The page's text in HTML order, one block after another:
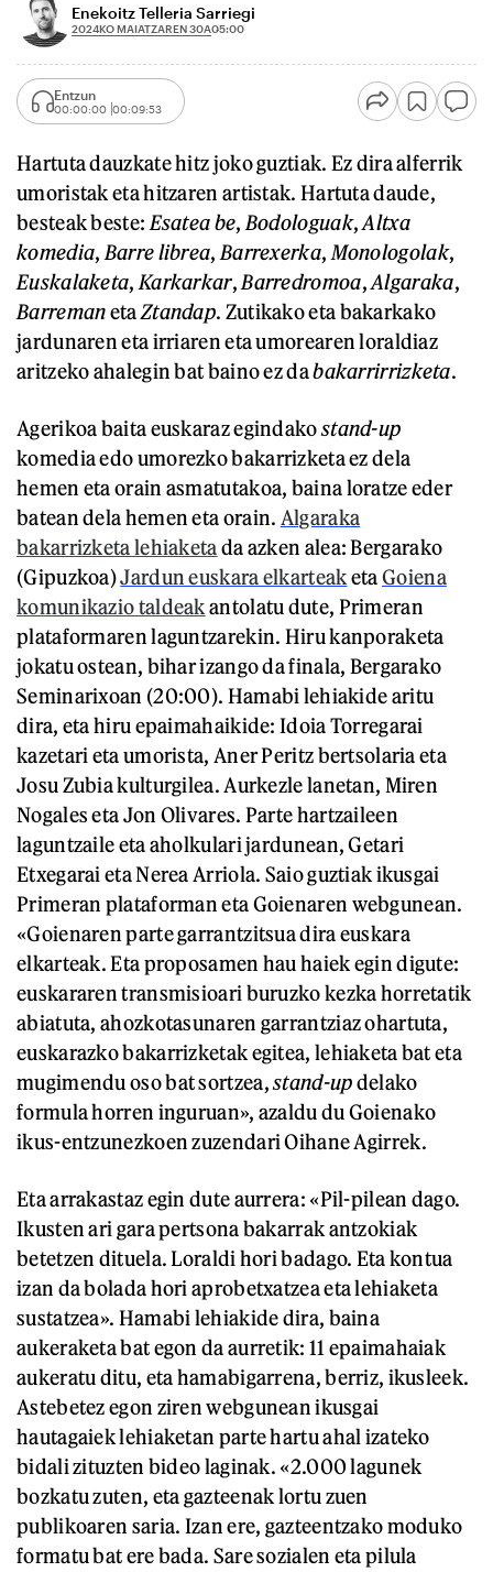
Enekoitz Telleria Sarriegi
2024KO MAIATZAREN 30A05:00
Entzun
00:00:00 00:09:53
Hartuta dauzkate hitz joko guztiak. Ez dira alferrik
umoristak eta hitzaren artistak. Hartuta daude,
besteak beste: Esatea be, Bodologuak,Altxa
komedia, Barre librea, Barrexerka, Monologolak,
Euskalaketa, Karkarkar, Barredromoa,Algaraka,
BarremanetaZtandap. Zutikako eta bakarkako
jardunaren eta irriaren eta umorearen loraldiaz
aritzeko ahalegin bat baino ez dabakarrirrizketa.
Agerikoa baita euskaraz egindakostand-up
komedia edo umorezko bakarrizketa ez dela
hemen eta orain asmatutakoa, baina loratze eder
batean dela hemen eta orain. Algaraka
bakarrizketa lehiaketada azken alea: Bergarako
(Gipuzkoa)Jardun euskara elkarteaketaGoiena
komunikazio taldeakantolatu dute, Primeran
plataformaren laguntzarekin. Hiru kanporaketa
jokatu ostean, bihar izango da finala, Bergarako
Seminarixoan (20:00). Hamabi lehiakide aritu
dira, eta hiru epaimahaikide: Idoia Torregarai
kazetari eta umorista, Aner Peritz bertsolaria eta
Josu Zubia kulturgilea. Aurkezle lanetan, Miren
Nogales eta Jon Olivares. Parte hartzaileen
laguntzaile eta aholkulari jardunean, Getari
Etxegarai eta Nerea Arriola. Saio guztiak ikusgai
Primeran plataforman eta Goienaren webgunean.
«Goienaren parte garrantzitsua dira euskara
elkarteak. Eta proposamen hau haiek egin digute:
euskararen transmisioari buruzko kezka horretatik
abiatuta, ahozkotasunaren garrantziaz ohartuta,
euskarazko bakarrizketak egitea, lehiaketa bat eta
mugimendu oso bat sortzea,stand-updelako
formula horren inguruan», azaldu du Goienako
ikus-entzunezkoen zuzendari Oihane Agirrek.
Eta arrakastaz egin dute aurrera: «Pil-pilean dago.
Ikusten ari gara pertsona bakarrak antzokiak
betetzen dituela. Loraldi hori badago. Eta kontua
izan da bolada hori aprobetxatzea eta lehiaketa
sustatzea». Hamabi lehiakide dira, baina
aukeraketa bat egon da aurretik: 11 epaimahaiak
aukeratu ditu, eta hamabigarrena, berriz, ikusleek.
Astebetez egon ziren webgunean ikusgai
hautagaiek lehiaketan parte hartu ahal izateko
bidali zituzten bideo laginak. «2.000 lagunek
bozkatu zuten, eta gazteenak lortu zuen
publikoaren saria. Izan ere, gazteentzako moduko
formatu bat ere bada. Sare sozialen eta pilula